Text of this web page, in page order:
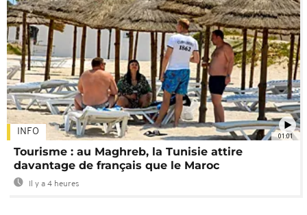
01:01
INFO
Tourisme : au Maghreb, la Tunisie attire
davantage de français que le Maroc
Il y a 4 heures